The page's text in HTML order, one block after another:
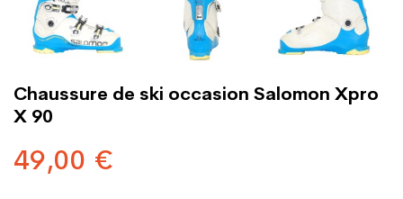
Chaussure de ski occasion Salomon Xpro
X 90
49,00 €